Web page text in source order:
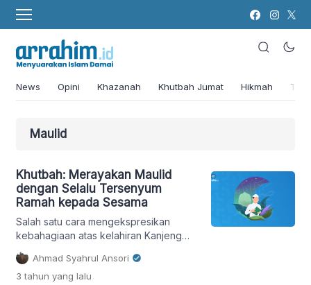
News Opini Khazanah Khutbah Jumat Hikmah
Maulid
Khutbah: Merayakan Maulid
dengan Selalu Tersenyum
Ramah kepada Sesama
Salah satu cara mengekspresikan
kebahagiaan atas kelahiran Kanjeng
Nabi Muhammad saw adalah dengan
selalu tersenyum ramah kepada
sesama. Karena senyum adalah ibadah
Ahmad Syahrul Ansori
3 tahun yang lalu